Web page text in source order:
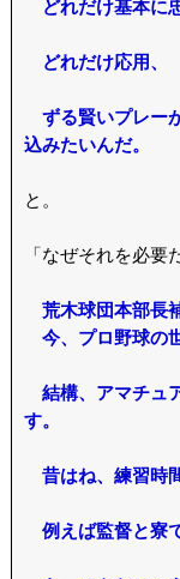
どれだけ基本に
どれだけ応用、
ずる賢いプレー
込みたいんだ。
と。
「なぜそれを必要
荒木球団本部長
今、プロ野球の
結構、アマチュ
す。
昔はね、練習時
例えば監督と寮